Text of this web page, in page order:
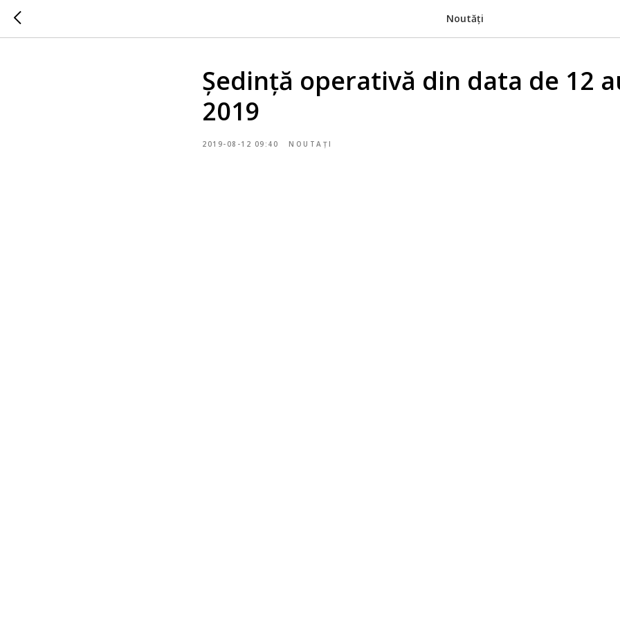
Noutăți
Ședință operativă din data de 12
2019
2019-08-12 09:40 NOUTAȚI